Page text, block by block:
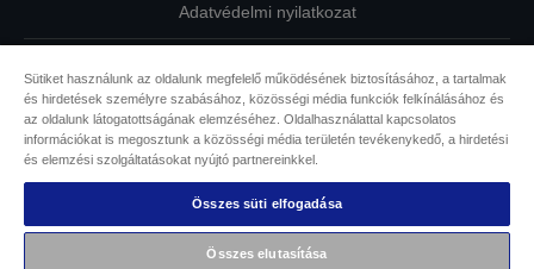
Adatvédelmi nyilatkozat
Kapcsolatfelvétel
Sütikkel kapcsolatos információk
Az Epson elkötelezettsége az akadálymentesség mellett
Sütiket használunk az oldalunk megfelelő működésének biztosításához, a tartalmak
és hirdetések személyre szabásához, közösségi média funkciók felkínálásához és
az oldalunk látogatottságának elemzéséhez. Oldalhasználattal kapcsolatos
információkat is megosztunk a közösségi média területén tevékenykedő, a hirdetési
és elemzési szolgáltatásokat nyújtó partnereinkkel.
Összes süti elfogadása
Összes elutasítása